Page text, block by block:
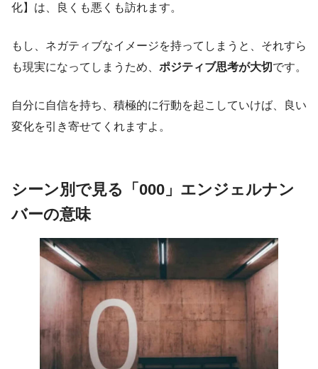
化】は、良くも悪くも訪れます。
もし、ネガティブなイメージを持ってしまうと、それすら
も現実になってしまうため、 ポジティブ思考が大切 です。
自分に自信を持ち、積極的に行動を起こしていけば、良い
変化を引き寄せてくれますよ。
シーン別で見る「000」エンジェルナン
バーの意味